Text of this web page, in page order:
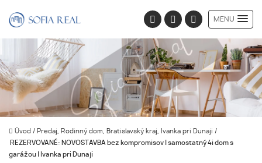
MENU
Úvod / Predaj, Rodinný dom, Bratislavský kraj, Ivanka pri Dunaji /
REZERVOVANÉ: NOVOSTAVBA bez kompromisov | samostatný 4i dom s
garážou | Ivanka pri Dunaji